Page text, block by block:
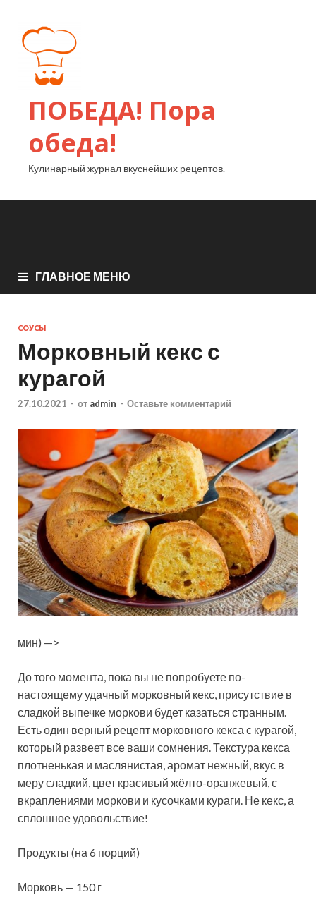
ПОБЕДА! Пора
обеда!
Кулинарный журнал вкуснейших рецептов.
ГЛАВНОЕ МЕНЮ
СОУСЫ
Морковный кекс с
курагой
27.10.2021 - от admin - Оставьте комментарий
мин) —>
До того момента, пока вы не попробуете по-
настоящему удачный морковный кекс, присутствие в
сладкой выпечке моркови будет казаться странным.
Есть один верный рецепт морковного кекса с курагой,
который развеет все ваши сомнения. Текстура кекса
плотненькая и маслянистая, аромат нежный, вкус в
меру сладкий, цвет красивый жёлто-оранжевый, с
вкраплениями моркови и кусочками кураги. Не кекс, а
сплошное удовольствие!
Продукты (на 6 порций)
Морковь — 150 г